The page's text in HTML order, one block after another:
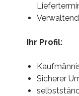
Ihr Profil:
Sicherer